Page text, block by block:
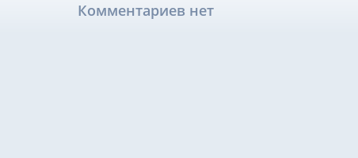
Комментариев нет